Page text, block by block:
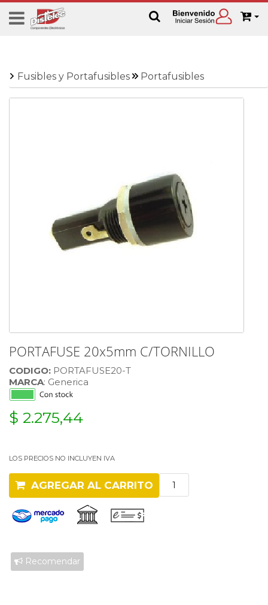
Fusibles y Portafusibles Portafusibles
PORTAFUSE 20x5mm C/TORNILLO
CODIGO: PORTAFUSE20-T
MARCA: Generica
$ 2.275,44
LOS PRECIOS NO INCLUYEN IVA
AGREGAR AL CARRITO
Recomendar